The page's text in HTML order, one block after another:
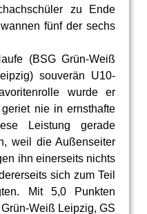
zu Ende
fünf der sechs
(BSG Grün-Weiß
souverän U10-
wurde er
nie in ernsthafte
Leistung gerade
weil die Außenseiter
ihn einerseits nichts
sich zum Teil
Mit 5,0 Punkten
Weiß Leipzig, GS